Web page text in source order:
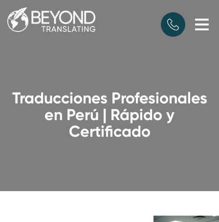
Traducciones Profesionales
en Perú | Rápido y
Certificado